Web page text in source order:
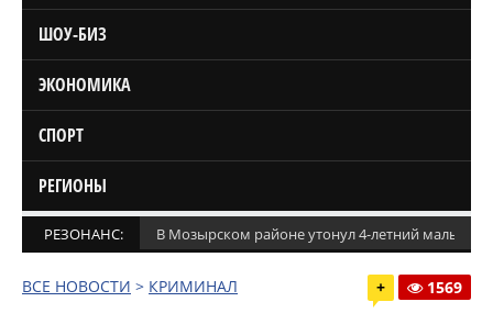
ШОУ-БИЗ
ЭКОНОМИКА
СПОРТ
РЕГИОНЫ
РЕЗОНАНС: В Мозырском районе утонул 4-летний мальчик
ВСЕ НОВОСТИ > КРИМИНАЛ + 1569